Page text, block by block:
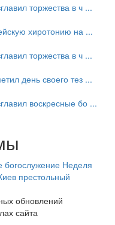
торжества в ч ...
хиротонию на ...
торжества в ч ...
день своего тез ...
воскресные бо ...
богослужение Неделя
престольный
обновлений
сайта